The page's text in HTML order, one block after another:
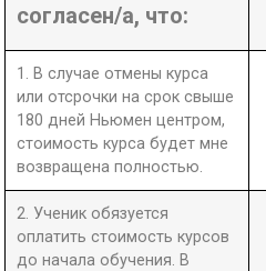
согласен/а, что:
1. В случае отмены курса
или отсрочки на срок свыше
180 дней Ньюмен центром,
стоимость курса будет мне
возвращена полностью.
2. Ученик обязуется
оплатить стоимость курсов
до начала обучения. В